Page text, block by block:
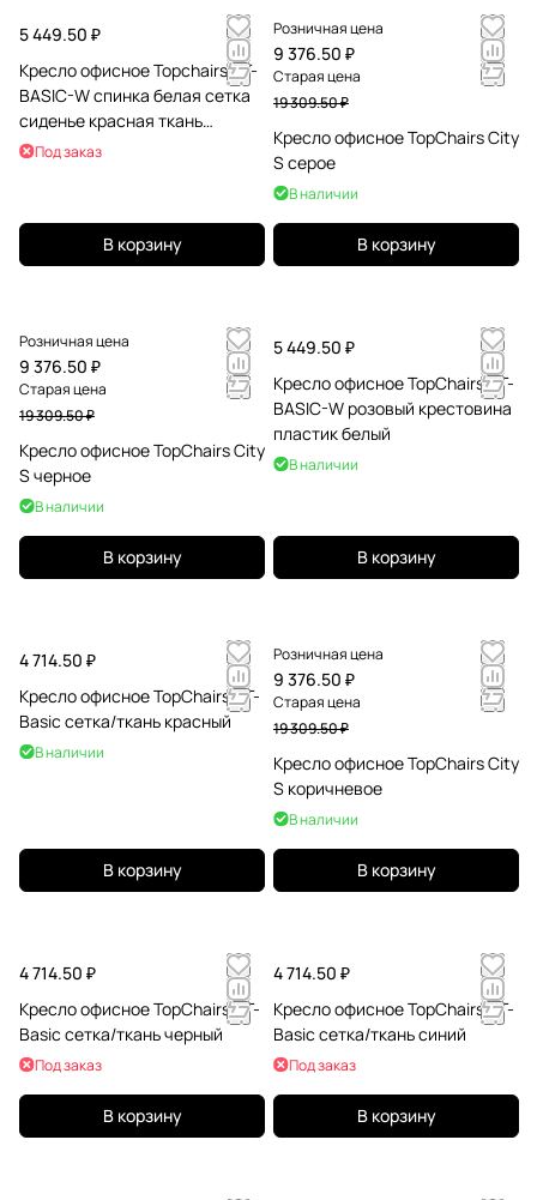
5 449.50 ₽
Кресло офисное Topchairs ST-
BASIC-W спинка белая сетка
сиденье красная ткань
крестовина белый пластик
Под заказ
В корзину
Розничная цена
9 376.50 ₽
Старая цена
19 309.50 ₽
Кресло офисное TopChairs City
S серое
В наличии
В корзину
Розничная цена
9 376.50 ₽
Старая цена
19 309.50 ₽
Кресло офисное TopChairs City
S черное
В наличии
В корзину
5 449.50 ₽
Кресло офисное TopChairs ST-
BASIC-W розовый крестовина
пластик белый
В наличии
В корзину
4 714.50 ₽
Кресло офисное TopChairs ST-
Basic сетка/ткань красный
В наличии
В корзину
Розничная цена
9 376.50 ₽
Старая цена
19 309.50 ₽
Кресло офисное TopChairs City
S коричневое
В наличии
В корзину
4 714.50 ₽
Кресло офисное TopChairs ST-
Basic сетка/ткань черный
Под заказ
В корзину
4 714.50 ₽
Кресло офисное TopChairs ST-
Basic сетка/ткань синий
Под заказ
В корзину